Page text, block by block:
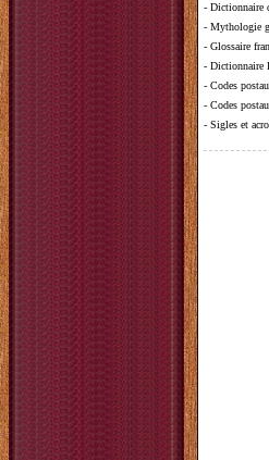
- Dictionnaire
- Mythologie
- Glossaire
- Dictionnaire
- Codes
- Codes
- Sigles et